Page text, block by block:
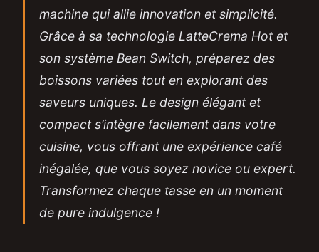
machine qui allie innovation et simplicité.
Grâce à sa technologie LatteCrema Hot et
son système Bean Switch, préparez des
boissons variées tout en explorant des
saveurs uniques. Le design élégant et
compact s’intègre facilement dans votre
cuisine, vous offrant une expérience café
inégalée, que vous soyez novice ou expert.
Transformez chaque tasse en un moment
de pure indulgence !